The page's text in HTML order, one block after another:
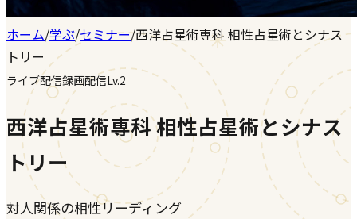
ホーム/学ぶ/セミナー/西洋占星術専科 相性占星術とシナス
トリー
ライブ配信録画配信Lv.2
西洋占星術専科 相性占星術とシナス
トリー
対人関係の相性リーディング